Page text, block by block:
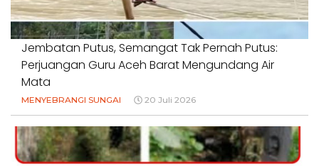
Jembatan Putus, Semangat Tak Pernah Putus:
Perjuangan Guru Aceh Barat Mengundang Air
Mata
MENYEBRANGI SUNGAI 20 Juli 2026